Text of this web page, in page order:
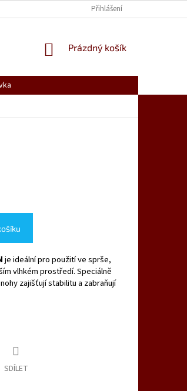
REKLAMACE, VRÁCENÍ ZBOŽÍ
Přihlášení
NÁKUPNÍ
Prázdný košík
je ideální pro použití ve sprše,
vlhkém prostředí. Speciálně
zajišťují stabilitu a zabraňují
SDÍLET